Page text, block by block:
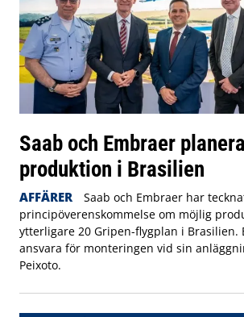
Saab och Embraer
produktion i Brasilien
AFFÄRER
Saab och Embraer har
principöverenskommelse om möjlig
ytterligare 20 Gripen-flygplan i Brasilien.
ansvara för monteringen vid sin
Peixoto.